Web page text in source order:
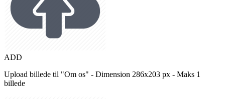
ADD
Upload billede til "Om os" - Dimension 286x203 px - Maks 1
billede